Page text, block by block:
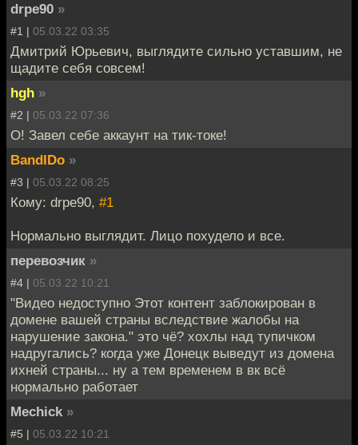
drpe90 »
#1 | 05.03.22 03:35
Дмитрий Юрьевич, выглядите сильно уставшим, не
щадите себя совсем!
hgh »
#2 | 05.03.22 07:36
О! Завел себе аккаунт на тик-токе!
BandIDo »
#3 | 05.03.22 08:25
Кому: drpe90, #1
Нормально выглядит. Лицо похудело и все.
перевозчик »
#4 | 05.03.22 10:21
"Видео недоступно Этот контент заблокирован в
домене вашей страны вследствие жалобы на
нарушение закона." это чё? хохлы над тупичком
надругались? когда уже Донецк выведут из домена
ихней страны... ну а тем временем в вк всё
нормально работает
Mechick »
#5 | 05.03.22 10:21